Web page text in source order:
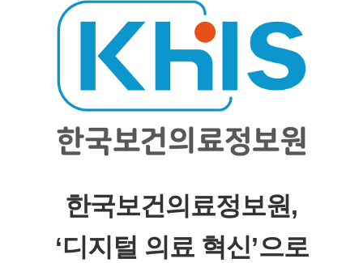
Health
Information
Service
한국보건의료정보원 ,
‘디지털 의료 혁신’으로